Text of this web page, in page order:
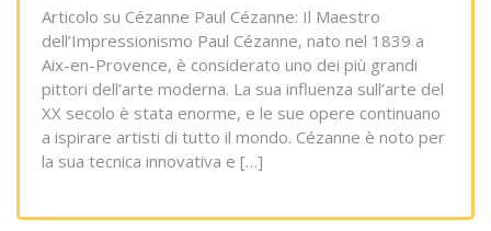
Articolo su Cézanne Paul Cézanne: Il Maestro
dell’Impressionismo Paul Cézanne, nato nel 1839 a
Aix-en-Provence, è considerato uno dei più grandi
pittori dell’arte moderna. La sua influenza sull’arte del
XX secolo è stata enorme, e le sue opere continuano
a ispirare artisti di tutto il mondo. Cézanne è noto per
la sua tecnica innovativa e […]